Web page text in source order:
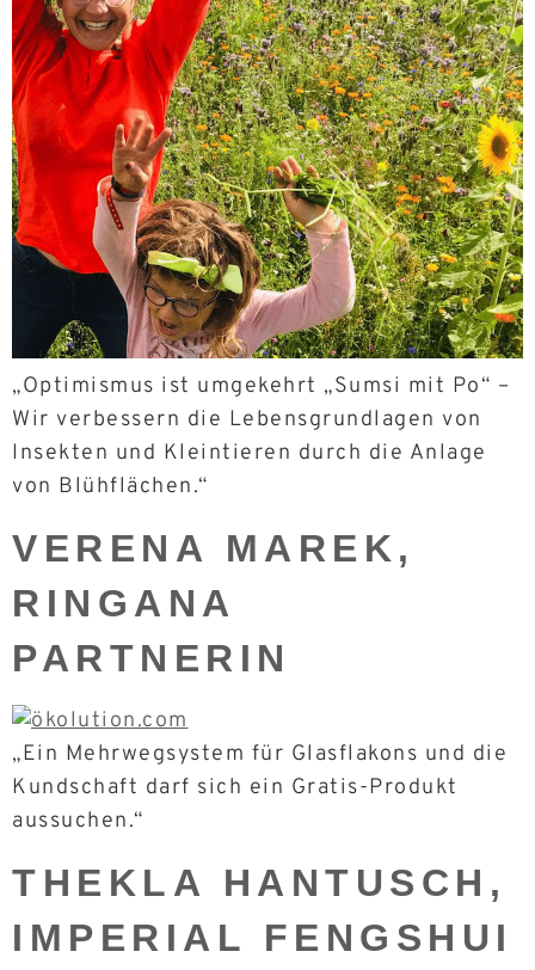
„Optimismus ist umgekehrt „Sumsi mit Po“ –
Wir verbessern die Lebensgrundlagen von
Insekten und Kleintieren durch die Anlage
von Blühflächen.“
VERENA MAREK,
RINGANA
PARTNERIN
„Ein Mehrwegsystem für Glasflakons und die
Kundschaft darf sich ein Gratis-Produkt
aussuchen.“
THEKLA HANTUSCH,
IMPERIAL FENGSHUI